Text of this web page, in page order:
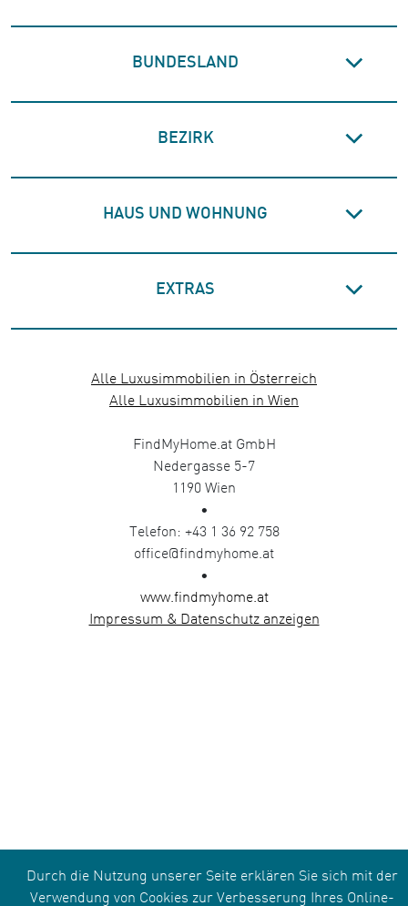
BUNDESLAND
BEZIRK
HAUS UND WOHNUNG
EXTRAS
Alle Luxusimmobilien in Österreich
Alle Luxusimmobilien in Wien
FindMyHome.at GmbH
Nedergasse 5-7
1190 Wien
•
Telefon: +43 1 36 92 758
office@findmyhome.at
•
www.findmyhome.at
Impressum & Datenschutz anzeigen
Durch die Nutzung unserer Seite erklären Sie sich mit der
Verwendung von Cookies zur Verbesserung Ihres Online-